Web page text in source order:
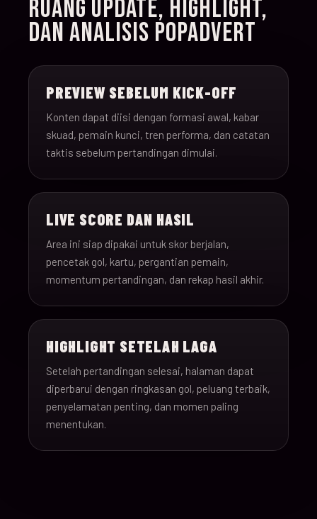
012
26
20:00 Sweden v Tunisia
26
014
26
12:00 Spain v Cape Verde
15-Jun-
26
Iran v New Zealand
016
15-Jun-
12:00
017
16-Jun-
15:00 France v Senegal
018
26
18:00
019
16-Jun-
26
20:00 Argentina v Algeria
020 21:00 Austria v Jordan
RUANG UPDATE, HIGHLIGHT,
DAN ANALISIS POPADVERT
PREVIEW SEBELUM KICK-OFF
Konten dapat diisi dengan formasi awal, kabar
skuad, pemain kunci, tren performa, dan catatan
taktis sebelum pertandingan dimulai.
LIVE SCORE DAN HASIL
Area ini siap dipakai untuk skor berjalan,
pencetak gol, kartu, pergantian pemain,
momentum pertandingan, dan rekap hasil akhir.
HIGHLIGHT SETELAH LAGA
Setelah pertandingan selesai, halaman dapat
diperbarui dengan ringkasan gol, peluang terbaik,
penyelamatan penting, dan momen paling
menentukan.